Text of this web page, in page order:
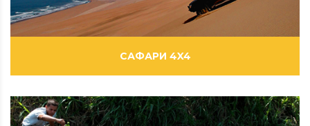
ФИЛЬМЫ
САФАРИ 4X4